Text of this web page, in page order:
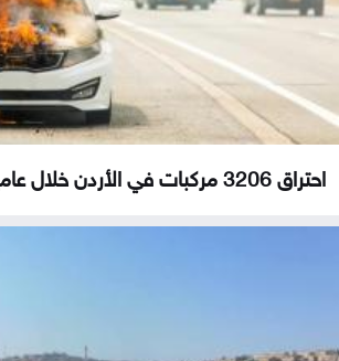
احتراق 3206 مركبات في الأردن خلال عامين